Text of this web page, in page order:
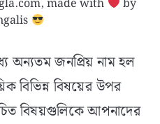
made with
by
অন্যতম জনপ্রিয় নাম হল
বিভিন্ন বিষয়ের উপর
বিষয়গুলিকে আপনাদের